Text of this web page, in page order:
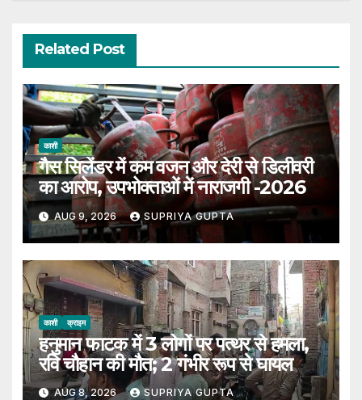
Related Post
काशी
गैस सिलेंडर में कम वजन और देरी से डिलीवरी
का आरोप, उपभोक्ताओं में नाराजगी -2026
AUG 9, 2026 SUPRIYA GUPTA
काशी क्राइम
हनुमान फाटक में 3 लोगों पर पत्थर से हमला,
रवि चौहान की मौत; 2 गंभीर रूप से घायल
AUG 8, 2026 SUPRIYA GUPTA